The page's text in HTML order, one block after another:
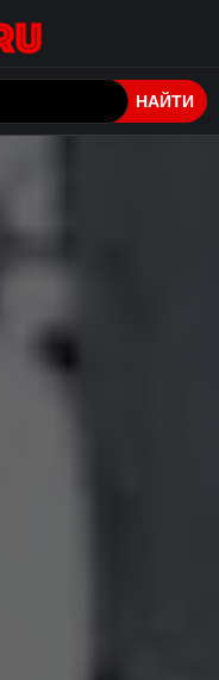
НАЙТИ